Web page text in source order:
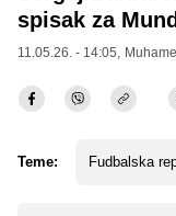
spisak za
11.05.26. - 14:05,
Teme: Fudbalska